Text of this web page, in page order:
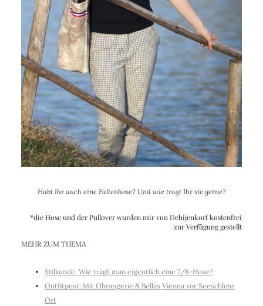
Habt Ihr auch eine Faltenhose? Und wie tragt Ihr sie gerne?
*die Hose und der Pullover wurden mir von Debijenkorf kostenfrei
zur Verfügung gestellt
MEHR ZUM THEMA
Stilkunde: Wie trägt man eigentlich eine 7/8-Hose?
Outfitpost: Mit Ohrangerie & Bellas Vienna vor Seeschloss
Ort